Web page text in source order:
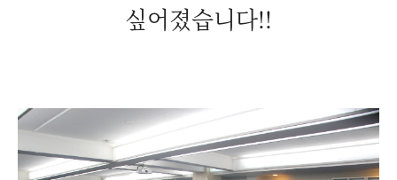
싶어졌습니다!!